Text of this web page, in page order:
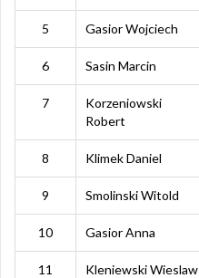
5 Gasior Wojciech
6 Sasin Marcin
7
Korzeniowski
Robert
8 Klimek Daniel
9 Smolinski Witold
10 Gasior Anna
11 Kleniewski Wieslaw